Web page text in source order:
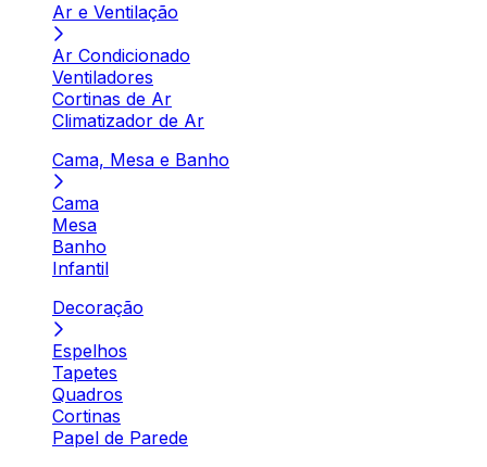
Ar e Ventilação
Ar Condicionado
Ventiladores
Cortinas de Ar
Climatizador de Ar
Cama, Mesa e Banho
Cama
Mesa
Banho
Infantil
Decoração
Espelhos
Tapetes
Quadros
Cortinas
Papel de Parede